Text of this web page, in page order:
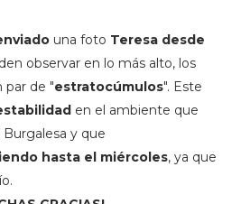
una foto Teresa desde
observar en lo más alto, los
par de "estratocúmulos". Este
en el ambiente que
y que
hasta el miércoles, ya que